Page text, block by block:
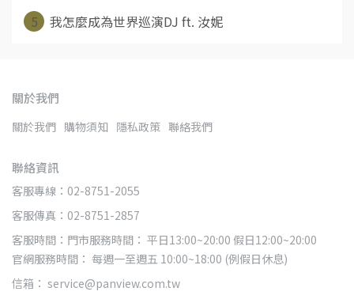
5
我怎麼成為世界巡演DJ ft. 汝妮
關於我們
關於我們 購物須知 隱私政策 聯絡我們
聯絡資訊
客服專線：02-8751-2055
客服傳真：02-8751-2857
客服時間：門市服務時間： 平日13:00~20:00 假日12:00~20:00
官網服務時間： 每週一至週五 10:00~18:00 (例假日休息)
信箱： service@panview.com.tw